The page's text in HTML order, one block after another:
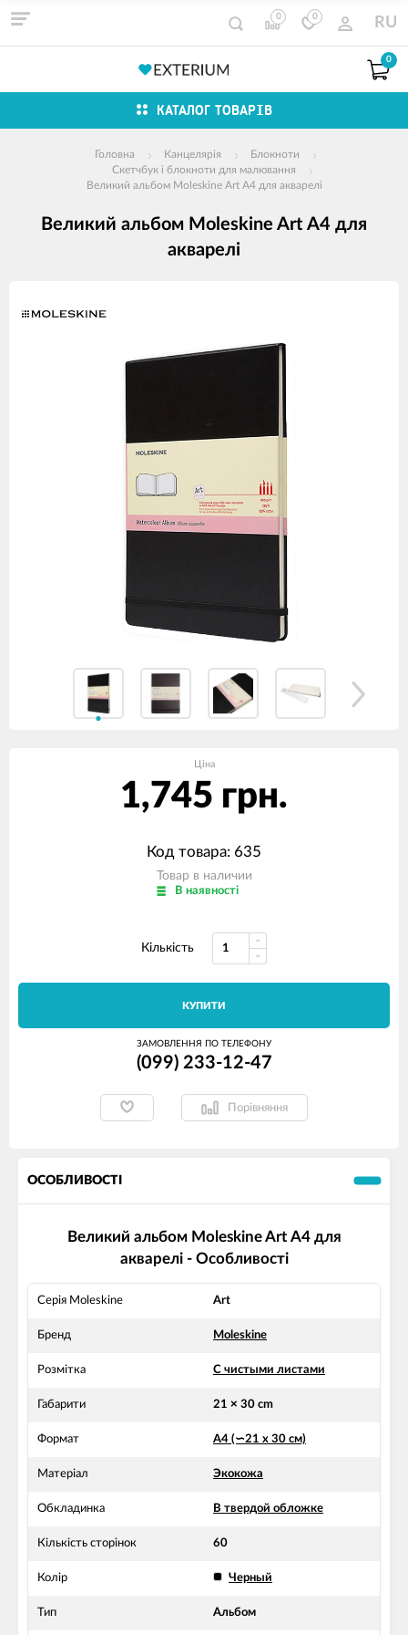
0 0 RU
0
КАТАЛОГ ТОВАРІВ
Головна Канцелярія
Блокноти
Скетчбук і блокноти для малювання
Великий альбом Moleskine Art А4 для акварелі
Великий альбом Moleskine Art А4 для
акварелі
продуктів
Ціна
1,745 грн.
Код товара: 635
Товар в наличии
В наявності
Кількість
КУПИТИ
ЗАМОВЛЕННЯ ПО ТЕЛЕФОНУ
(099) 233-12-47
Порівняння
ОСОБЛИВОСТІ
Великий альбом Moleskine Art А4 для
акварелі - Особливості
Серія Moleskine Art
Бренд Moleskine
Розмітка С чистыми листами
Габарити 21 × 30 cm
Формат А4 (∽21 х 30 см)
Матеріал Экокожа
Обкладинка В твердой обложке
Кількість сторінок 60
Колір Черный
Тип Альбом